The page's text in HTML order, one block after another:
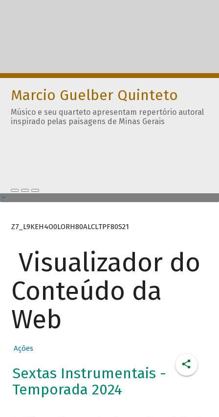
Marcio Guelber Quinteto
Músico e seu quarteto apresentam repertório autoral
inspirado pelas paisagens de Minas Gerais
Z7_L9KEH4O0LORH80ALCLTPF80S21
Visualizador do
Conteúdo da
Web
Ações
Sextas Instrumentais -
Temporada 2024